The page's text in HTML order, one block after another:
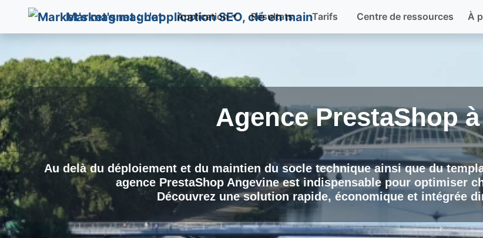
Market's magnet Application Résultats Tarifs Centre de ressources À
Agence PrestaShop
Au delà du déploiement et du maintien du socle technique ainsi que du
agence PrestaShop Angevine est indispensable pour optimiser
Découvrez une solution rapide, économique et intégrée